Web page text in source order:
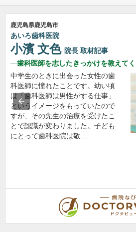
鹿児島県鹿児島市
あいろ歯科医院
小濱 文色 院長 取材記事
歯科医師を志したきっかけを教えてく
中学生のときに出会った女性の歯
科医師に憧れたことです。幼い頃
は「歯科医師は男性がする仕事」
というイメージをもっていたので
すが、その先生の治療を受けたこ
とで認識が変わりました。子ども
にとって歯科医院は敬…